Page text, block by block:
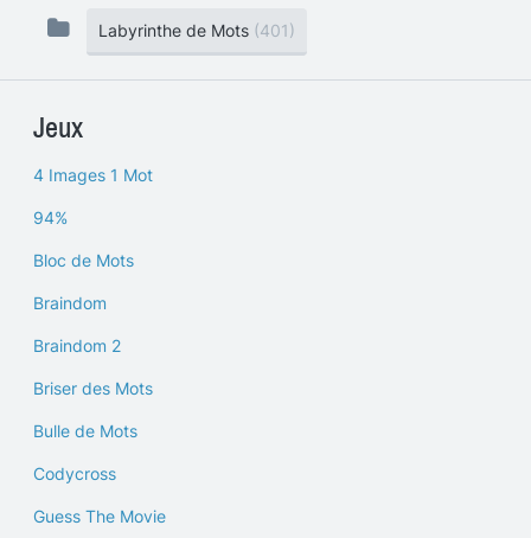
Labyrinthe de Mots (401)
Jeux
4 Images 1 Mot
94%
Bloc de Mots
Braindom
Braindom 2
Briser des Mots
Bulle de Mots
Codycross
Guess The Movie